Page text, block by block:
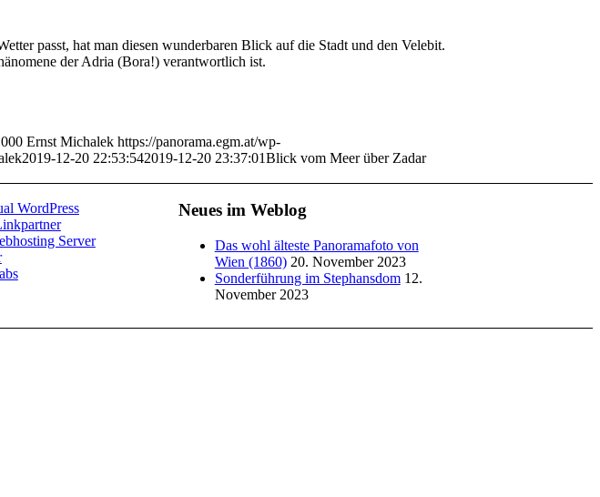
passt, hat man diesen wunderbaren Blick auf die Stadt und den Velebit.
der Adria (Bora!) verantwortlich ist.
Ernst Michalek https://panorama.egm.at/wp-
2019-12-20 22:53:542019-12-20 23:37:01Blick vom Meer über Zadar
Neues im Weblog
Das wohl älteste Panoramafoto von
Wien (1860) 20. November 2023
Sonderführung im Stephansdom 12.
November 2023